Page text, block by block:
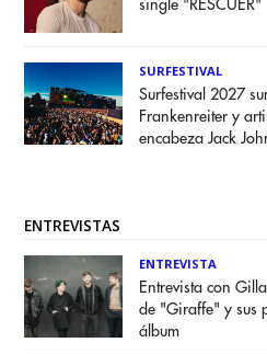
single "RESCUER"
SURFESTIVAL
Surfestival 2027
Frankenreiter y
encabeza Jack
ENTREVISTAS
ENTREVISTA
Entrevista con
de "Giraffe" y sus
álbum